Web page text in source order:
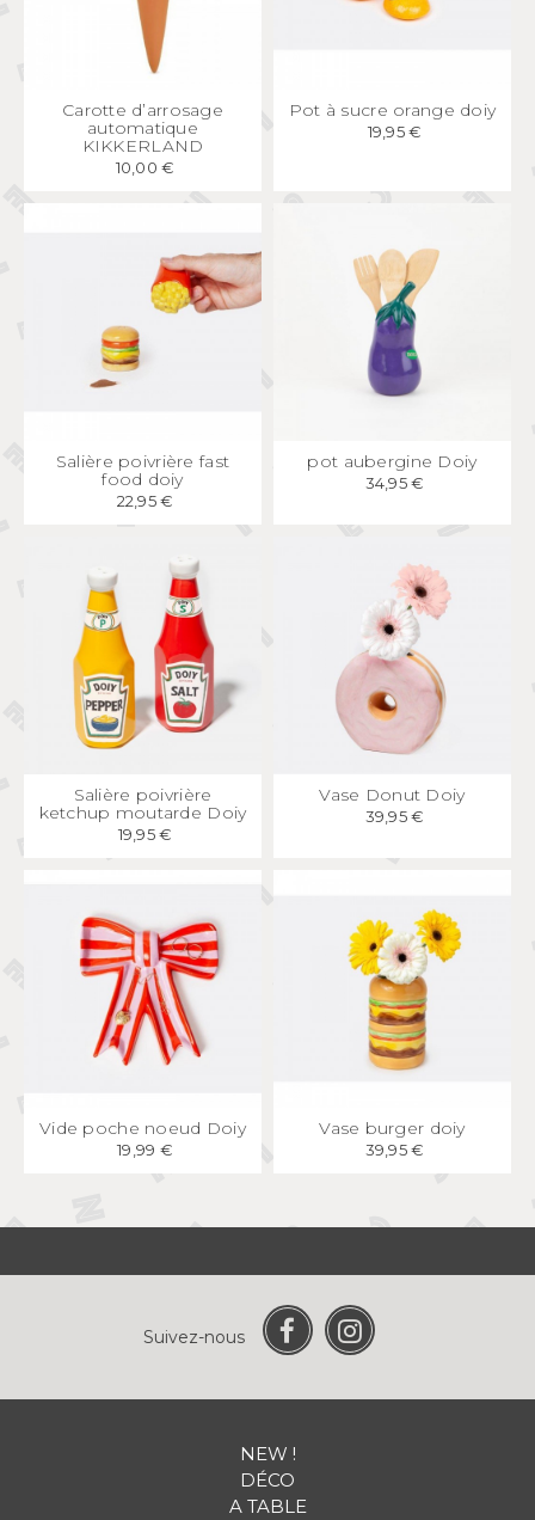
APERÇU
Carotte d’arrosage
automatique
KIKKERLAND
10,00 €
APERÇU RAPIDE
Pot à sucre orange doiy
19,95 €
APERÇU RAPIDE
Salière poivrière fast
food doiy
22,95 €
APERÇU RAPIDE
pot aubergine Doiy
34,95 €
APERÇU RAPIDE
Salière poivrière
ketchup moutarde Doiy
19,95 €
APERÇU RAPIDE
Vase Donut Doiy
39,95 €
APERÇU RAPIDE
Vide poche noeud Doiy
19,99 €
APERÇU RAPIDE
Vase burger doiy
39,95 €
Suivez-nous
NEW !
DÉCO
A TABLE